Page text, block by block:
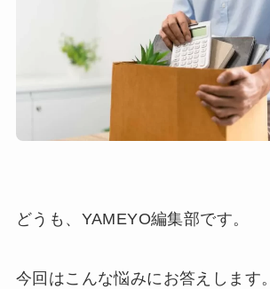
どうも、YAMEYO編集部です。
今回はこんな悩みにお答えします。